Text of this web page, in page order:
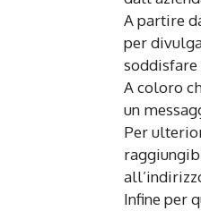
A partire
per
soddisfare
A coloro
un
Per
Infine per